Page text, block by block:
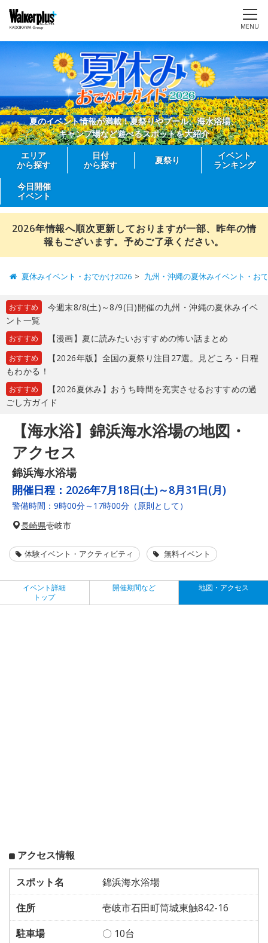
MENU
夏のイベント情報が満載！夏祭りやプール、海水浴場、
キャンプ場など遊べるスポットを大紹介
エリア
から探す
日付
から探す
夏祭り
イベント
ランキング
今日開催
イベント
2026年情報へ順次更新しておりますが一部、昨年の情
報もございます。予めご了承ください。
夏休みイベント・おでかけ2026 九州・沖縄の夏休みイベント・お
おすすめ
今週末8/8(土)～8/9(日)開催の九州・沖縄の夏休みイベ
ント一覧
おすすめ 【漫画】夏に読みたいおすすめの怖い話まとめ
おすすめ
【2026年版】全国の夏祭り注目27選。見どころ・日程
もわかる！
おすすめ
【2026夏休み】おうち時間を充実させるおすすめの過
ごし方ガイド
【海水浴】錦浜海水浴場の地図・
アクセス
錦浜海水浴場
開催日程： 2026年7月18日(土)～8月31日(月)
警備時間：9時00分～17時00分（原則として）
長崎県壱岐市
体験イベント・アクティビティ 無料イベント
イベント詳細
トップ
開催期間など 地図・アクセス
アクセス情報
スポット名
錦浜海水浴場
住所
壱岐市石田町筒城東触842-16
駐車場
〇 10台